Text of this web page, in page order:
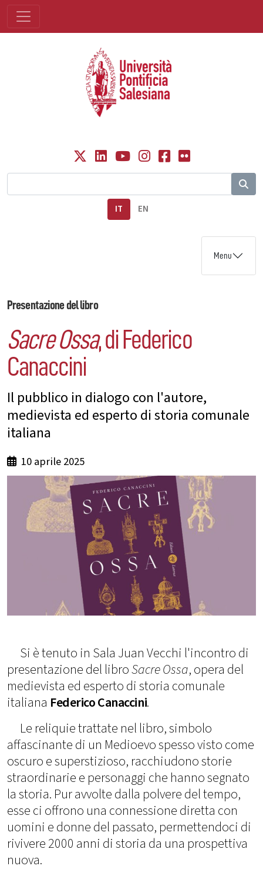
IT EN
Menu
Presentazione del libro
Sacre Ossa, di Federico
Canaccini
Il pubblico in dialogo con l'autore,
medievista ed esperto di storia comunale
italiana
10 aprile 2025
Si è tenuto in Sala Juan Vecchi l'incontro di
presentazione del libroSacre Ossa, opera del
medievista ed esperto di storia comunale
italiana Federico Canaccini.
Le reliquie trattate nel libro, simbolo
affascinante di un Medioevo spesso visto come
oscuro e superstizioso, racchiudono storie
straordinarie e personaggi che hanno segnato
la storia. Pur avvolte dalla polvere del tempo,
esse ci offrono una connessione diretta con
uomini e donne del passato, permettendoci di
rivivere 2000 anni di storia da una prospettiva
nuova.